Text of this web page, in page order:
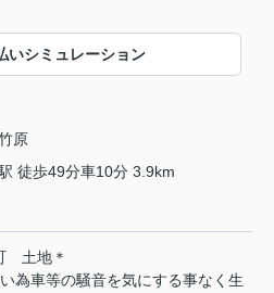
いシミュレーション
原
駅 徒歩49分車10分 3.9km
土地＊
為車等の騒音を気にする事なく生